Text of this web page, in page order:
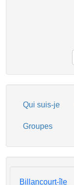
Qui suis-je
Groupes
Billancourt-île